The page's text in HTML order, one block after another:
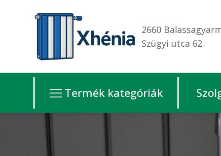
2660
Szügyi utca 62.
Termék kategóriák